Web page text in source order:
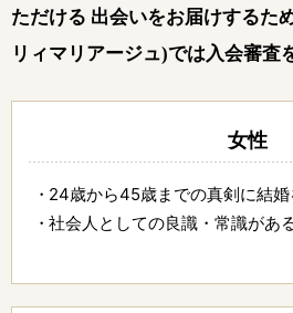
ただける 出会いをお届けするため
リィマリアージュ)では入会審査
女性
24歳から45歳までの真剣に結
社会人としての良識・常識があ